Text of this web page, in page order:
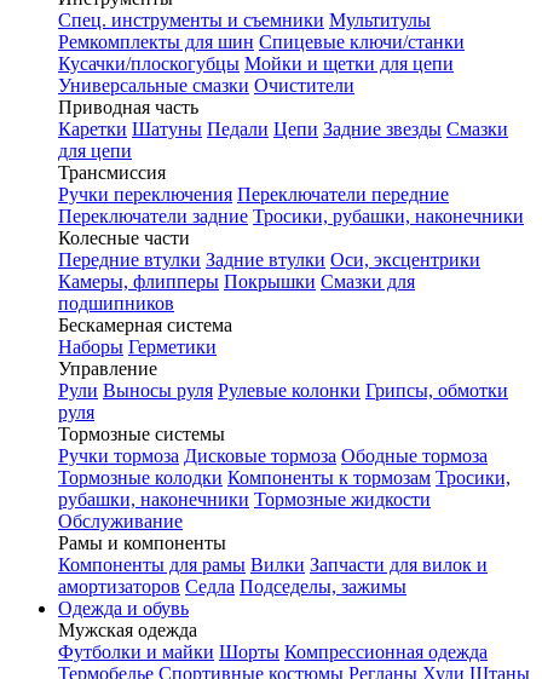
Спец. инструменты и съемники Мультитулы
Ремкомплекты для шин Спицевые ключи/станки
Кусачки/плоскогубцы Мойки и щетки для цепи
Универсальные смазки Очистители
Приводная часть
Каретки Шатуны Педали Цепи Задние звезды Смазки
для цепи
Трансмиссия
Ручки переключения Переключатели передние
Переключатели задние Тросики, рубашки, наконечники
Колесные части
Передние втулки Задние втулки Оси, эксцентрики
Камеры, флипперы Покрышки Смазки для
подшипников
Бескамерная система
Наборы Герметики
Управление
Рули Выносы руля Рулевые колонки Грипсы, обмотки
руля
Тормозные системы
Ручки тормоза Дисковые тормоза Ободные тормоза
Тормозные колодки Компоненты к тормозам Тросики,
рубашки, наконечники Тормозные жидкости
Обслуживание
Рамы и компоненты
Компоненты для рамы Вилки Запчасти для вилок и
амортизаторов Седла Подседелы, зажимы
Одежда и обувь
Мужская одежда
Футболки и майки Шорты Компрессионная одежда
Термобелье Спортивные костюмы Регланы Худи Штаны